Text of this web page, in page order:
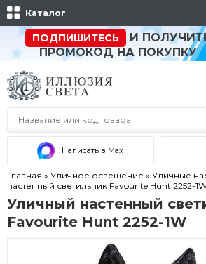
Каталог
ПОДПИШИТЕСЬ
И
ПРОМОКОД НА ПОКУПКУ
Написать в Max
Главная » Уличное освещение » Уличные
настенный светильник Favourite Hunt 2252-
Уличный настенный
Favourite Hunt 2252-1W